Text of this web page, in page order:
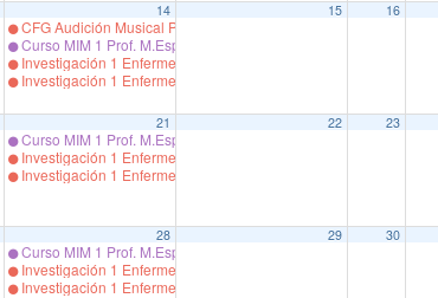
14
CFG Audición Musical Prof. Garrido
Curso MIM 1 Prof. M.Espinoza
Investigación 1 Enfermería. Prof.Sergio Garrido
Investigación 1 Enfermería. Prof.Sergio Garrido
15 16
21
Curso MIM 1 Prof. M.Espinoza
Investigación 1 Enfermería. Prof.Sergio Garrido
Investigación 1 Enfermería. Prof.Sergio Garrido
22 23
28
Curso MIM 1 Prof. M.Espinoza
Investigación 1 Enfermería. Prof.Sergio Garrido
Investigación 1 Enfermería. Prof.Sergio Garrido
29 30